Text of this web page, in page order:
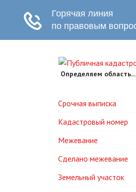
Определяем область...
Срочная выписка
Кадастровый номер
Межевание
Сделано межевание
Земельный участок